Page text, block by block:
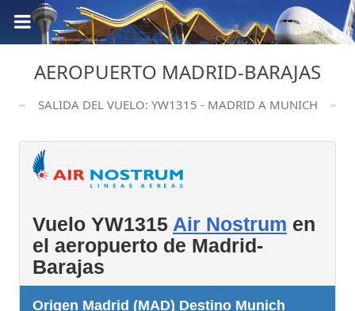
AEROPUERTO MADRID-BARAJAS
SALIDA DEL VUELO: YW1315 - MADRID A MUNICH
Vuelo YW1315 Air Nostrum en
el aeropuerto de Madrid-
Barajas
Origen Madrid (MAD) Destino Munich